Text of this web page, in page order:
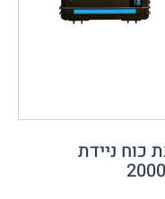
כוח ניידת